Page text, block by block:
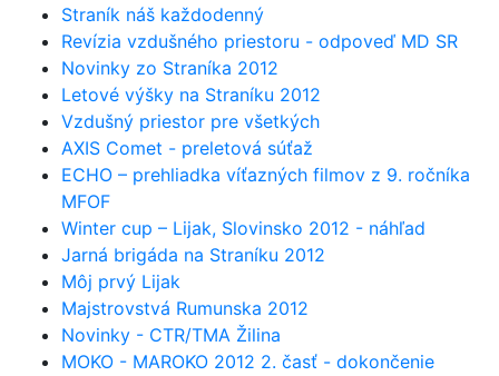
Straník náš každodenný
Revízia vzdušného priestoru - odpoveď MD SR
Novinky zo Straníka 2012
Letové výšky na Straníku 2012
Vzdušný priestor pre všetkých
AXIS Comet - preletová súťaž
ECHO – prehliadka víťazných filmov z 9. ročníka
MFOF
Winter cup – Lijak, Slovinsko 2012 - náhľad
Jarná brigáda na Straníku 2012
Môj prvý Lijak
Majstrovstvá Rumunska 2012
Novinky - CTR/TMA Žilina
MOKO - MAROKO 2012 2. časť - dokončenie